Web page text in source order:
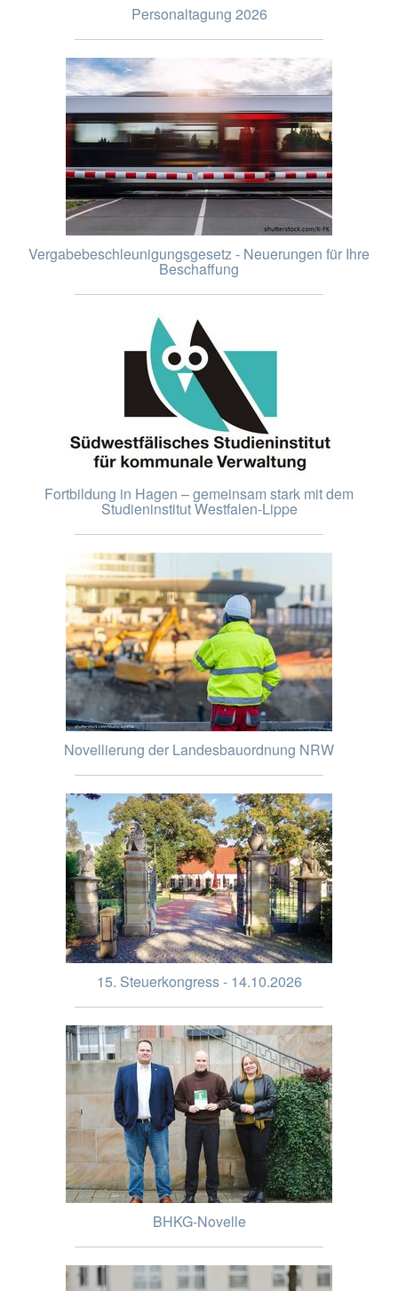
Personaltagung 2026
Vergabebeschleunigungsgesetz - Neuerungen für Ihre
Beschaffung
Fortbildung in Hagen – gemeinsam stark mit dem
Studieninstitut Westfalen-Lippe
Novellierung der Landesbauordnung NRW
15. Steuerkongress - 14.10.2026
BHKG-Novelle